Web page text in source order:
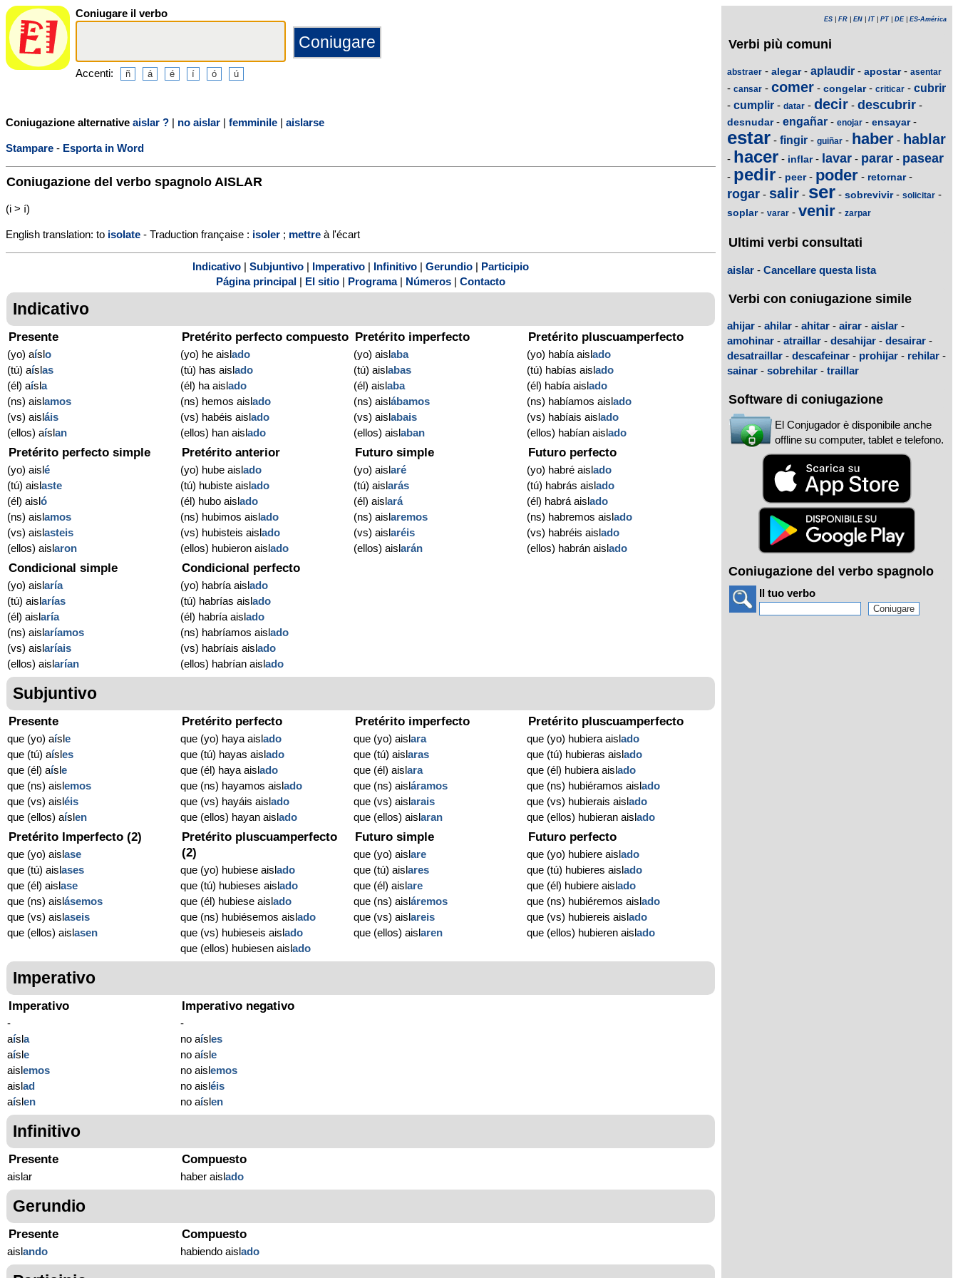
Coniugare il verbo
Accenti:
Coniugazione alternative aislar ? | no aislar | femminile | aislarse
Stampare - Esporta in Word
Coniugazione del verbo spagnolo AISLAR
(i > í)
English translation: to isolate - Traduction française : isoler ; mettre à l'écart
Indicativo | Subjuntivo | Imperativo | Infinitivo | Gerundio | Participio
Página principal | El sitio | Programa| Números | Contacto
Indicativo
Presente
(yo) aíslo
(tú) aíslas
(él) aísla
(ns) aislamos
(vs) aisláis
(ellos) aíslan
Pretérito perfecto compuesto
(yo) he aislado
(tú) has aislado
(él) ha aislado
(ns) hemos aislado
(vs) habéis aislado
(ellos) han aislado
Pretérito imperfecto
(yo) aislaba
(tú) aislabas
(él) aislaba
(ns) aislábamos
(vs) aislabais
(ellos) aislaban
Pretérito pluscuamperfecto
(yo) había aislado
(tú) habías aislado
(él) había aislado
(ns) habíamos aislado
(vs) habíais aislado
(ellos) habían aislado
Pretérito perfecto simple
(yo) aislé
(tú) aislaste
(él) aisló
(ns) aislamos
(vs) aislasteis
(ellos) aislaron
Pretérito anterior
(yo) hube aislado
(tú) hubiste aislado
(él) hubo aislado
(ns) hubimos aislado
(vs) hubisteis aislado
(ellos) hubieron aislado
Futuro simple
(yo) aislaré
(tú) aislarás
(él) aislará
(ns) aislaremos
(vs) aislaréis
(ellos) aislarán
Futuro perfecto
(yo) habré aislado
(tú) habrás aislado
(él) habrá aislado
(ns) habremos aislado
(vs) habréis aislado
(ellos) habrán aislado
Condicional simple
(yo) aislaría
(tú) aislarías
(él) aislaría
(ns) aislaríamos
(vs) aislaríais
(ellos) aislarían
Condicional perfecto
(yo) habría aislado
(tú) habrías aislado
(él) habría aislado
(ns) habríamos aislado
(vs) habríais aislado
(ellos) habrían aislado
Subjuntivo
Presente
que (yo) aísle
que (tú) aísles
que (él) aísle
que (ns) aislemos
que (vs) aisléis
que (ellos) aíslen
Pretérito perfecto
que (yo) haya aislado
que (tú) hayas aislado
que (él) haya aislado
que (ns) hayamos aislado
que (vs) hayáis aislado
que (ellos) hayan aislado
Pretérito imperfecto
que (yo) aislara
que (tú) aislaras
que (él) aislara
que (ns) aisláramos
que (vs) aislarais
que (ellos) aislaran
Pretérito pluscuamperfecto
que (yo) hubiera aislado
que (tú) hubieras aislado
que (él) hubiera aislado
que (ns) hubiéramos aislado
que (vs) hubierais aislado
que (ellos) hubieran aislado
Pretérito Imperfecto (2)
que (yo) aislase
que (tú) aislases
que (él) aislase
que (ns) aislásemos
que (vs) aislaseis
que (ellos) aislasen
Pretérito pluscuamperfecto
(2)
que (yo) hubiese aislado
que (tú) hubieses aislado
que (él) hubiese aislado
que (ns) hubiésemos aislado
que (vs) hubieseis aislado
que (ellos) hubiesen aislado
Futuro simple
que (yo) aislare
que (tú) aislares
que (él) aislare
que (ns) aisláremos
que (vs) aislareis
que (ellos) aislaren
Futuro perfecto
que (yo) hubiere aislado
que (tú) hubieres aislado
que (él) hubiere aislado
que (ns) hubiéremos aislado
que (vs) hubiereis aislado
que (ellos) hubieren aislado
Imperativo
Imperativo
-
aísla
aísle
aislemos
aislad
aíslen
Imperativo negativo
-
no aísles
no aísle
no aislemos
no aisléis
no aíslen
Infinitivo
Presente
aislar
Compuesto
haber aislado
Gerundio
Presente
aislando
Compuesto
habiendo aislado
ES FR EN IT PT DE| ES-América
Verbi più comuni
abstraer - alegar- aplaudir - apostar- asentar
- cansar - comer - congelar- criticar - cubrir
- cumplir - datar - decir - descubrir -
desnudar- engañar - enojar - ensayar-
estar - fingir - guiñar - haber - hablar
- hacer - inflar- lavar - parar - pasear
- pedir - peer- poder - retornar-
rogar - salir - ser - sobrevivir- solicitar -
soplar- varar - venir - zarpar
Ultimi verbi consultati
aislar - Cancellare questa lista
Verbi con coniugazione simile
ahijar - ahilar - ahitar - airar - aislar -
amohinar - atraillar - desahijar - desairar -
desatraillar - descafeinar - prohijar - rehilar -
sainar - sobrehilar - traillar
Software di coniugazione
El Conjugador è disponibile anche
offline su computer, tablet e telefono.
Coniugazione del verbo spagnolo
Il tuo verbo